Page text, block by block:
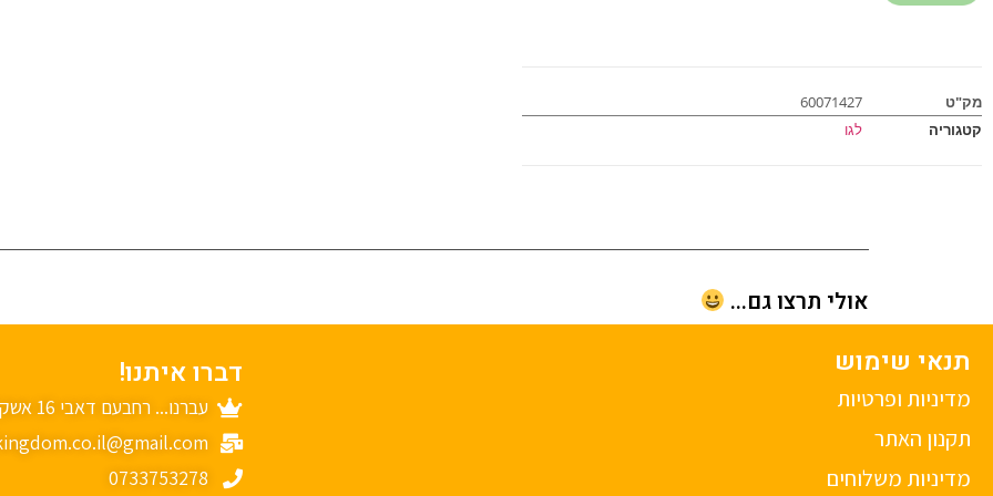
מק"ט
60071427
קטגוריה
לגו
אולי תרצו גם...
תנאי שימוש
מדיניות ופרטיות
תקנון האתר
מדיניות משלוחים
דברו איתנו!
עברנו... רחבעם דאבי 16 אשקלון
0733753278